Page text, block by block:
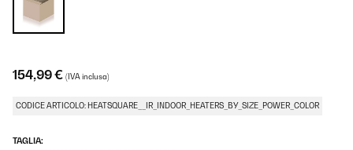
154,99 € (IVA inclusa)
CODICE ARTICOLO: HEATSQUARE__IR_INDOOR_HEATERS_BY_SIZE_POWER_COLOR
TAGLIA: